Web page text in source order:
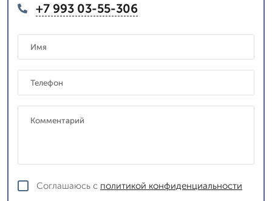
+7 993 03-55-306
Соглашаюсь с политикой конфиденциальности